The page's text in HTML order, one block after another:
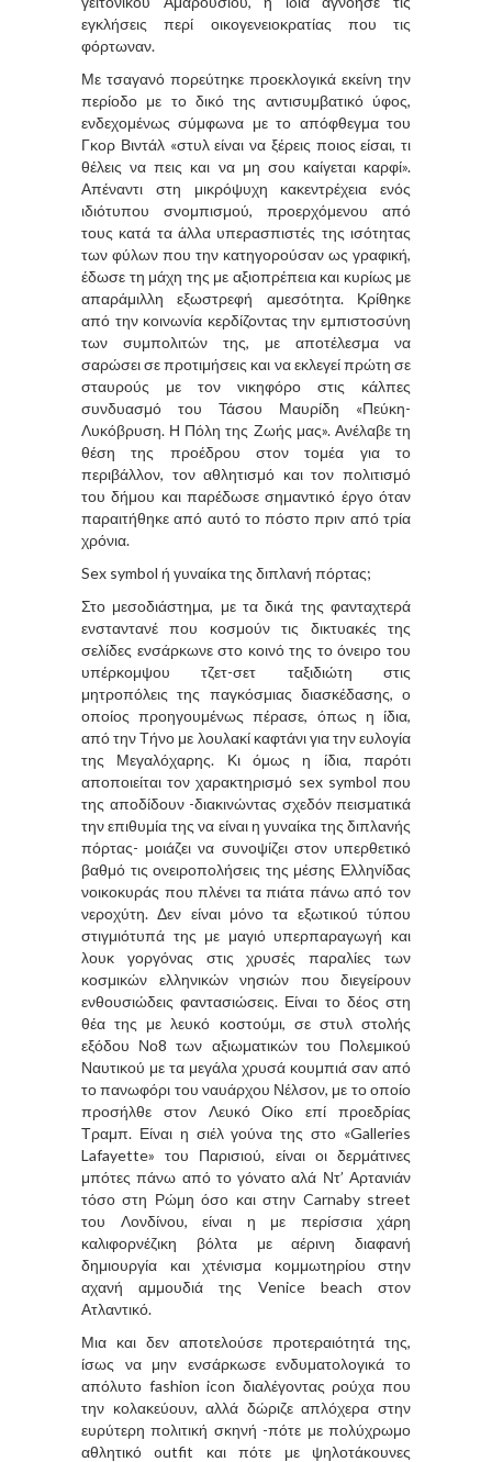
εγκλήσεις περί οικογενειοκρατίας που τις
φόρτωναν.
Με τσαγανό πορεύτηκε προεκλογικά εκείνη την
περίοδο με το δικό της αντισυμβατικό ύφος,
ενδεχομένως σύμφωνα με το απόφθεγμα του
Γκορ Βιντάλ «στυλ είναι να ξέρεις ποιος είσαι, τι
θέλεις να πεις και να μη σου καίγεται καρφί».
Απέναντι στη μικρόψυχη κακεντρέχεια ενός
ιδιότυπου σνομπισμού, προερχόμενου από
τους κατά τα άλλα υπερασπιστές της ισότητας
των φύλων που την κατηγορούσαν ως γραφική,
έδωσε τη μάχη της με αξιοπρέπεια και κυρίως με
απαράμιλλη εξωστρεφή αμεσότητα. Κρίθηκε
από την κοινωνία κερδίζοντας την εμπιστοσύνη
των συμπολιτών της, με αποτέλεσμα να
σαρώσει σε προτιμήσεις και να εκλεγεί πρώτη σε
σταυρούς με τον νικηφόρο στις κάλπες
συνδυασμό του Τάσου Μαυρίδη «Πεύκη-
Λυκόβρυση. Η Πόλη της Ζωής μας». Ανέλαβε τη
θέση της προέδρου στον τομέα για το
περιβάλλον, τον αθλητισμό και τον πολιτισμό
του δήμου και παρέδωσε σημαντικό έργο όταν
παραιτήθηκε από αυτό το πόστο πριν από τρία
χρόνια.
Sex symbol ή γυναίκα της διπλανή πόρτας;
Στο μεσοδιάστημα, με τα δικά της φανταχτερά
ενσταντανέ που κοσμούν τις δικτυακές της
σελίδες ενσάρκωνε στο κοινό της το όνειρο του
υπέρκομψου τζετ-σετ ταξιδιώτη στις
μητροπόλεις της παγκόσμιας διασκέδασης, ο
οποίος προηγουμένως πέρασε, όπως η ίδια,
από την Τήνο με λουλακί καφτάνι για την ευλογία
της Μεγαλόχαρης. Κι όμως η ίδια, παρότι
αποποιείται τον χαρακτηρισμό sex symbol που
της αποδίδουν -διακινώντας σχεδόν πεισματικά
την επιθυμία της να είναι η γυναίκα της διπλανής
πόρτας- μοιάζει να συνοψίζει στον υπερθετικό
βαθμό τις ονειροπολήσεις της μέσης Ελληνίδας
νοικοκυράς που πλένει τα πιάτα πάνω από τον
νεροχύτη. Δεν είναι μόνο τα εξωτικού τύπου
στιγμιότυπά της με μαγιό υπερπαραγωγή και
λουκ γοργόνας στις χρυσές παραλίες των
κοσμικών ελληνικών νησιών που διεγείρουν
ενθουσιώδεις φαντασιώσεις. Είναι το δέος στη
θέα της με λευκό κοστούμι, σε στυλ στολής
εξόδου Νο8 των αξιωματικών του Πολεμικού
Ναυτικού με τα μεγάλα χρυσά κουμπιά σαν από
το πανωφόρι του ναυάρχου Νέλσον, με το οποίο
προσήλθε στον Λευκό Οίκο επί προεδρίας
Τραμπ. Είναι η σιέλ γούνα της στο «Galleries
Lafayette» του Παρισιού, είναι οι δερμάτινες
μπότες πάνω από το γόνατο αλά Ντ’ Αρτανιάν
τόσο στη Ρώμη όσο και στην Carnaby street
του Λονδίνου, είναι η με περίσσια χάρη
καλιφορνέζικη βόλτα με αέρινη διαφανή
δημιουργία και χτένισμα κομμωτηρίου στην
αχανή αμμουδιά της Venice beach στον
Ατλαντικό.
Μια και δεν αποτελούσε προτεραιότητά της,
ίσως να μην ενσάρκωσε ενδυματολογικά το
απόλυτο fashion icon διαλέγοντας ρούχα που
την κολακεύουν, αλλά δώριζε απλόχερα στην
ευρύτερη πολιτική σκηνή -πότε με πολύχρωμο
αθλητικό outfit και πότε με ψηλοτάκουνες